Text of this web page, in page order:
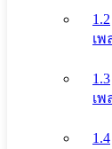
1.2
เพ
1.3
เพ
1.4